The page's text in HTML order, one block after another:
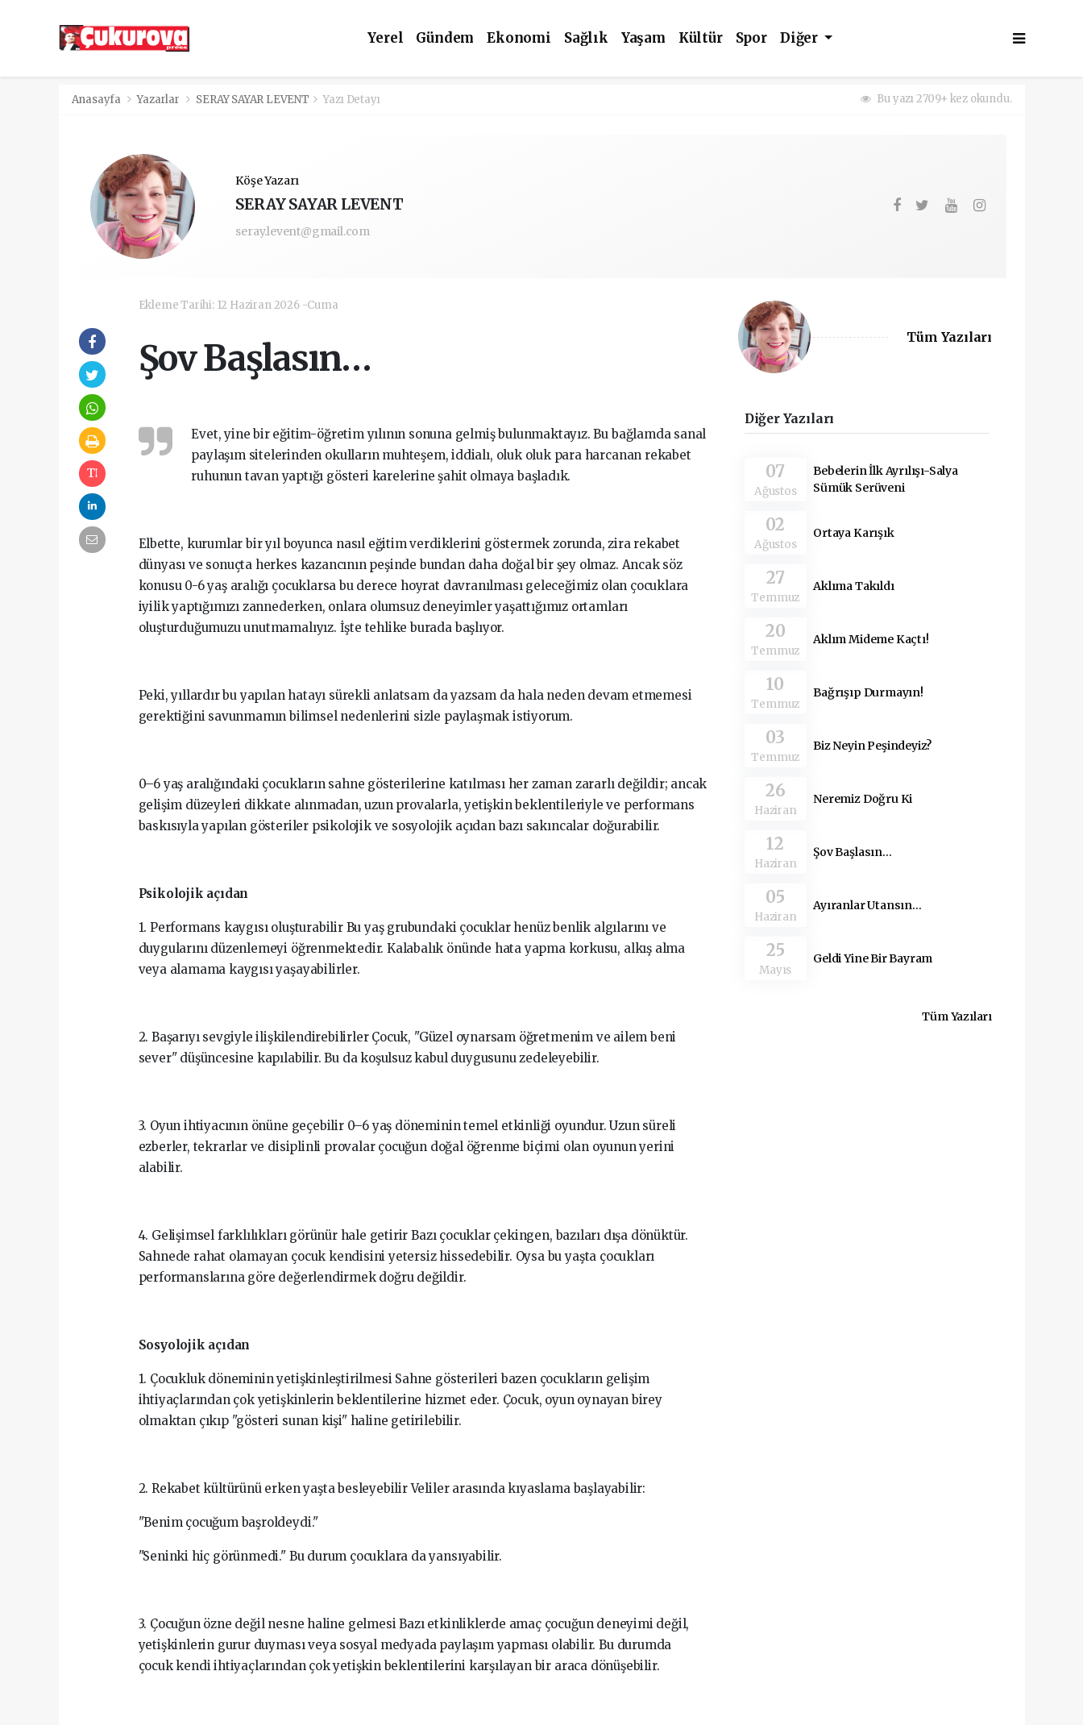
Yerel Gündem Ekonomi Sağlık Yaşam Kültür Spor Diğer
Anasayfa Yazarlar SERAY SAYAR LEVENT Yazı Detayı Bu yazı 2709+ kez okundu.
Köşe Yazarı
SERAY SAYAR LEVENT
seray.levent@gmail.com
Ekleme Tarihi: 12 Haziran 2026 -Cuma
Şov Başlasın…
Evet, yine bir eğitim-öğretim yılının sonuna gelmiş bulunmaktayız. Bu bağlamda sanal
paylaşım sitelerinden okulların muhteşem, iddialı, oluk oluk para harcanan rekabet
ruhunun tavan yaptığı gösteri karelerine şahit olmaya başladık.
Elbette, kurumlar bir yıl boyunca nasıl eğitim verdiklerini göstermek zorunda, zira rekabet
dünyası ve sonuçta herkes kazancının peşinde bundan daha doğal bir şey olmaz. Ancak söz
konusu 0-6 yaş aralığı çocuklarsa bu derece hoyrat davranılması geleceğimiz olan çocuklara
iyilik yaptığımızı zannederken, onlara olumsuz deneyimler yaşattığımız ortamları
oluşturduğumuzu unutmamalıyız. İşte tehlike burada başlıyor.
Peki, yıllardır bu yapılan hatayı sürekli anlatsam da yazsam da hala neden devam etmemesi
gerektiğini savunmamın bilimsel nedenlerini sizle paylaşmak istiyorum.
0–6 yaş aralığındaki çocukların sahne gösterilerine katılması her zaman zararlı değildir; ancak
gelişim düzeyleri dikkate alınmadan, uzun provalarla, yetişkin beklentileriyle ve performans
baskısıyla yapılan gösteriler psikolojik ve sosyolojik açıdan bazı sakıncalar doğurabilir.
Psikolojik açıdan
1. Performans kaygısı oluşturabilir Bu yaş grubundaki çocuklar henüz benlik algılarını ve
duygularını düzenlemeyi öğrenmektedir. Kalabalık önünde hata yapma korkusu, alkış alma
veya alamama kaygısı yaşayabilirler.
2. Başarıyı sevgiyle ilişkilendirebilirler Çocuk, "Güzel oynarsam öğretmenim ve ailem beni
sever" düşüncesine kapılabilir. Bu da koşulsuz kabul duygusunu zedeleyebilir.
3. Oyun ihtiyacının önüne geçebilir 0–6 yaş döneminin temel etkinliği oyundur. Uzun süreli
ezberler, tekrarlar ve disiplinli provalar çocuğun doğal öğrenme biçimi olan oyunun yerini
alabilir.
4. Gelişimsel farklılıkları görünür hale getirir Bazı çocuklar çekingen, bazıları dışa dönüktür.
Sahnede rahat olamayan çocuk kendisini yetersiz hissedebilir. Oysa bu yaşta çocukları
performanslarına göre değerlendirmek doğru değildir.
Sosyolojik açıdan
1. Çocukluk döneminin yetişkinleştirilmesi Sahne gösterileri bazen çocukların gelişim
ihtiyaçlarından çok yetişkinlerin beklentilerine hizmet eder. Çocuk, oyun oynayan birey
olmaktan çıkıp "gösteri sunan kişi" haline getirilebilir.
2. Rekabet kültürünü erken yaşta besleyebilir Veliler arasında kıyaslama başlayabilir:
"Benim çocuğum başroldeydi."
"Seninki hiç görünmedi." Bu durum çocuklara da yansıyabilir.
3. Çocuğun özne değil nesne haline gelmesi Bazı etkinliklerde amaç çocuğun deneyimi değil,
yetişkinlerin gurur duyması veya sosyal medyada paylaşım yapması olabilir. Bu durumda
çocuk kendi ihtiyaçlarından çok yetişkin beklentilerini karşılayan bir araca dönüşebilir.
Tüm Yazıları
Diğer Yazıları
07
Ağustos
Bebelerin İlk Ayrılışı-Salya
Sümük Serüveni
02
Ağustos
Ortaya Karışık
27
Temmuz
Aklıma Takıldı
20
Temmuz
Aklım Mideme Kaçtı!
10
Temmuz
Bağrışıp Durmayın!
03
Temmuz
Biz Neyin Peşindeyiz?
26
Haziran
Neremiz Doğru Ki
12
Haziran
Şov Başlasın…
05
Haziran
Ayıranlar Utansın…
25
Mayıs
Geldi Yine Bir Bayram
Tüm Yazıları